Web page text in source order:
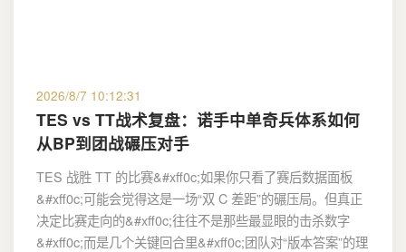
2026/8/7 10:12:31
TES vs TT战术复盘：诺手中单奇兵体系如何
从BP到团战碾压对手
TES 战胜 TT 的比赛&#xff0c;如果你只看了赛后数据面板
&#xff0c;可能会觉得这是一场“双 C 差距”的碾压局。但真正
决定比赛走向的&#xff0c;往往不是那些最显眼的击杀数字
&#xff0c;而是几个关键回合里&#xff0c;团队对“版本答案”的理